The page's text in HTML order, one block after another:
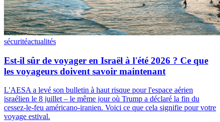
sécuritéactualités
Est-il sûr de voyager en Israël à l'été 2026 ? Ce que
les voyageurs doivent savoir maintenant
L'AESA a levé son bulletin à haut risque pour l'espace aérien
israélien le 8 juillet – le même jour où Trump a déclaré la fin du
cessez-le-feu américano-iranien. Voici ce que cela signifie pour votre
voyage estival.